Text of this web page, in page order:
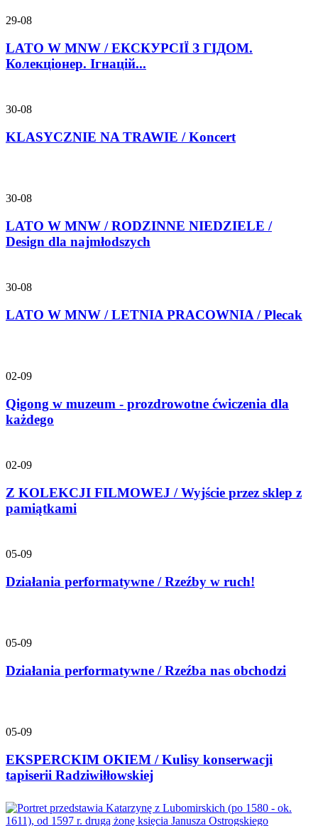
29-08
LATO W MNW / ЕКСКУРСІЇ З ГІДОМ.
Колекціонер. Ігнацій...
30-08
KLASYCZNIE NA TRAWIE / Koncert
30-08
LATO W MNW / RODZINNE NIEDZIELE /
Design dla najmłodszych
30-08
LATO W MNW / LETNIA PRACOWNIA / Plecak
02-09
Qigong w muzeum - prozdrowotne ćwiczenia dla
każdego
02-09
Z KOLEKCJI FILMOWEJ / Wyjście przez sklep z
pamiątkami
05-09
Działania performatywne / Rzeźby w ruch!
05-09
Działania performatywne / Rzeźba nas obchodzi
05-09
EKSPERCKIM OKIEM / Kulisy konserwacji
tapiserii Radziwiłłowskiej